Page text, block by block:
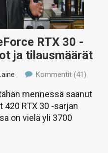
RTX 30 -
ja tilausmäärät
Kommentit (41)
mennessä saanut
RTX 30 -sarjan
on vielä yli 3700